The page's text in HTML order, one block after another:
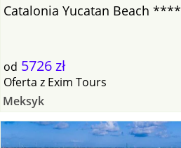
Catalonia Yucatan Beach ****
od 5726 zł
Oferta z Exim Tours
Meksyk